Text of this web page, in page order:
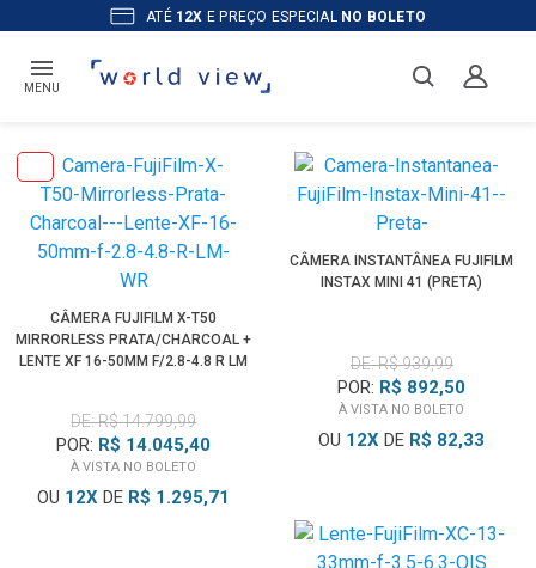
ATÉ 12X E PREÇO ESPECIAL NO BOLETO
MENU
CÂMERA FUJIFILM X-T50
MIRRORLESS PRATA/CHARCOAL +
LENTE XF 16-50MM F/2.8-4.8 R LM
DE: R$ 14.799,99
POR: R$ 14.045,40
À VISTA NO BOLETO
OU 12X DE R$ 1.295,71
CÂMERA INSTANTÂNEA FUJIFILM
INSTAX MINI 41 (PRETA)
DE: R$ 939,99
POR: R$ 892,50
À VISTA NO BOLETO
OU 12X DE R$ 82,33